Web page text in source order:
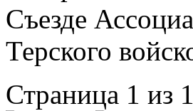
Съезде
Терского
Страница 1 из 1